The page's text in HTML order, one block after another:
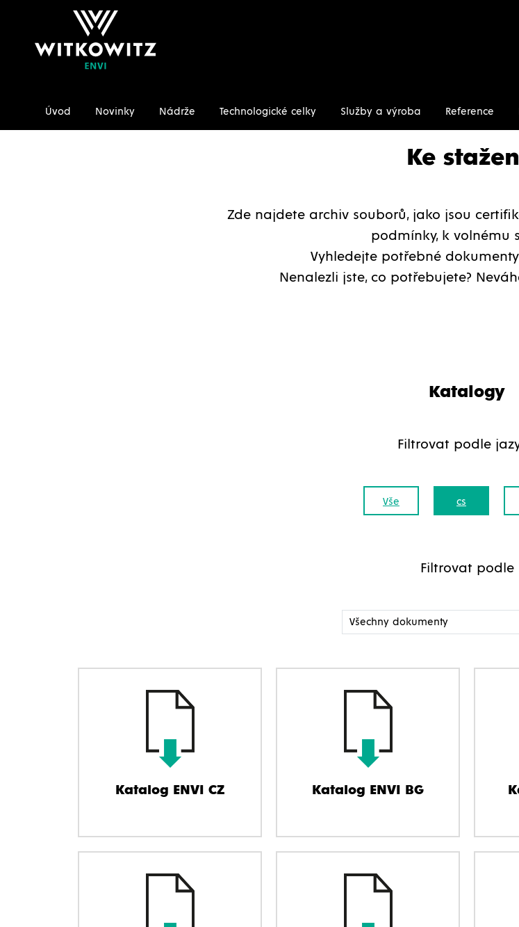
Úvod Novinky Nádrže Technologické celky Služby a výroba Reference
Úvodní stránka Ke stažení/Certifikáty
Ke
Zde najdete archiv souborů, jako jsou
podmínky, k volnému
Vyhledejte potřebné
Nenalezli jste, co potřebujete?
Katalogy
Filtrovat podle
Vše cs
Filtrovat podle
Katalog ENVI CZ Katalog ENVI BG